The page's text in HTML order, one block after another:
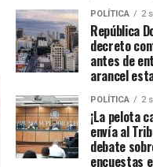
POLÍTICA 2
República
decreto
antes de
arancel
POLÍTICA 2
¡La pelota
envía al
debate
encuestas